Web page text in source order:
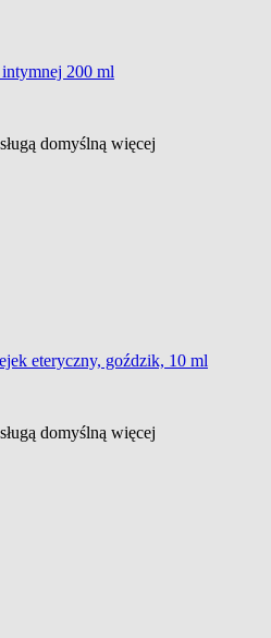
200 ml
domyślną więcej
eteryczny, goździk, 10 ml
domyślną więcej